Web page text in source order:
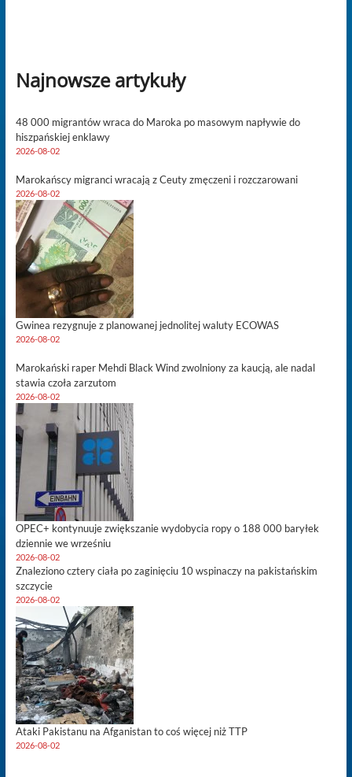
Najnowsze artykuły
48 000 migrantów wraca do Maroka po masowym napływie do
hiszpańskiej enklawy
2026-08-02
Marokańscy migranci wracają z Ceuty zmęczeni i rozczarowani
2026-08-02
Gwinea rezygnuje z planowanej jednolitej waluty ECOWAS
2026-08-02
Marokański raper Mehdi Black Wind zwolniony za kaucją, ale nadal
stawia czoła zarzutom
2026-08-02
OPEC+ kontynuuje zwiększanie wydobycia ropy o 188 000 baryłek
dziennie we wrześniu
2026-08-02
Znaleziono cztery ciała po zaginięciu 10 wspinaczy na pakistańskim
szczycie
2026-08-02
Ataki Pakistanu na Afganistan to coś więcej niż TTP
2026-08-02